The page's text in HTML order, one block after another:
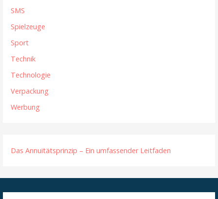
SMS
Spielzeuge
Sport
Technik
Technologie
Verpackung
Werbung
Das Annuitätsprinzip – Ein umfassender Leitfaden